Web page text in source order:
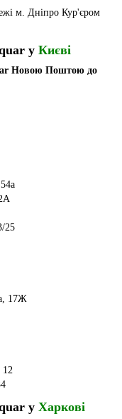
м. Дніпро Кур'єром
у Києві
Новою Поштою до
25
17Ж
12
у Харкові